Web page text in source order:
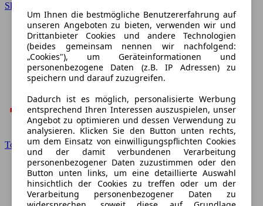
Skoda
Toyota
Um Ihnen die bestmögliche Benutzererfahrung auf
unseren Angeboten zu bieten, verwenden wir und
Drittanbieter Cookies und andere Technologien
(beides gemeinsam nennen wir nachfolgend:
„Cookies"), um Geräteinformationen und
personenbezogene Daten (z.B. IP Adressen) zu
speichern und darauf zuzugreifen.
Dadurch ist es möglich, personalisierte Werbung
entsprechend Ihren Interessen auszuspielen, unser
Angebot zu optimieren und dessen Verwendung zu
analysieren. Klicken Sie den Button unten rechts,
um dem Einsatz von einwilligungspflichten Cookies
und der damit verbundenen Verarbeitung
personenbezogener Daten zuzustimmen oder den
Button unten links, um eine detaillierte Auswahl
hinsichtlich der Cookies zu treffen oder um der
Verarbeitung personenbezogener Daten zu